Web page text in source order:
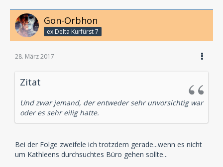
Gon-Orbhon
ex Delta Kurfürst 7
28. März 2017
Zitat
Und zwar jemand, der entweder sehr unvorsichtig war
oder es sehr eilig hatte.
Bei der Folge zweifele ich trotzdem gerade...wenn es nicht
um Kathleens durchsuchtes Büro gehen sollte...